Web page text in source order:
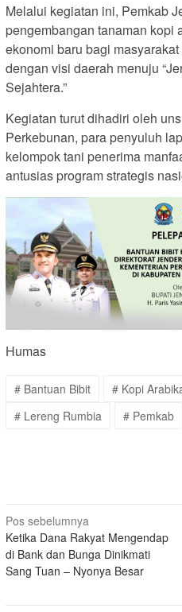
Melalui kegiatan ini, Pemkab
pengembangan tanaman kopi
ekonomi baru bagi
dengan visi daerah menuju
Sejahtera.”
Kegiatan turut dihadiri oleh
Perkebunan, para penyuluh
kelompok tani penerima
antusias program strategis
Humas
# Bantuan Bibit # Kopi
# Lereng Rumbia
# Pemkab
Navigasi
pos
Pos sebelumnya
Ketika Dana Rakyat Mengendap
di Bank dan Bunga Dinikmati
Sang Tuan – Nyonya Besar